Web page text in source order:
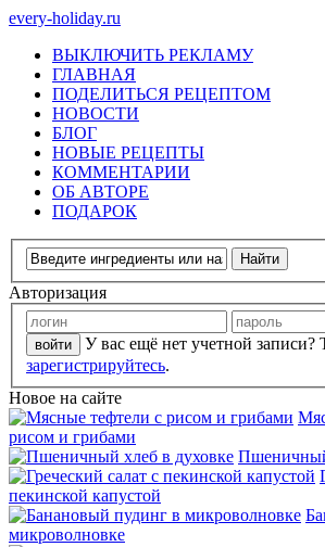
every-holiday.ru
ВЫКЛЮЧИТЬ РЕКЛАМУ
ГЛАВНАЯ
ПОДЕЛИТЬСЯ РЕЦЕПТОМ
НОВОСТИ
БЛОГ
НОВЫЕ РЕЦЕПТЫ
КОММЕНТАРИИ
ОБ АВТОРЕ
ПОДАРОК
Авторизация
У вас ещё нет учетной записи?
зарегистрируйтесь.
Новое на сайте
рисом и грибами
пекинской капустой
микроволновке